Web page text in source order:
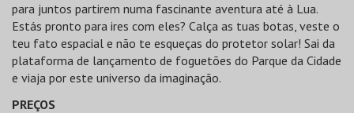
para juntos partirem numa fascinante aventura até à Lua.
Estás pronto para ires com eles? Calça as tuas botas, veste o
teu fato espacial e não te esqueças do protetor solar! Sai da
plataforma de lançamento de foguetões do Parque da Cidade
e viaja por este universo da imaginação.
PREÇOS